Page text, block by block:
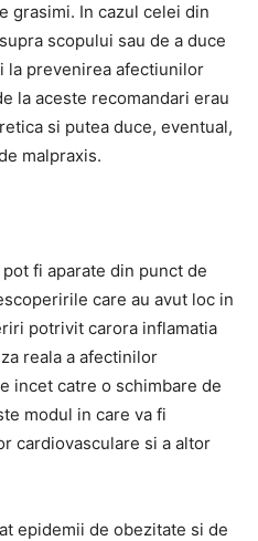
grasimi. In cazul celei din
scopului sau de a duce
la prevenirea afectiunilor
la aceste recomandari erau
si putea duce, eventual,
malpraxis.
fi aparate din punct de
care au avut loc in
potrivit carora inflamatia
reala a afectinilor
incet catre o schimbare de
modul in care va fi
cardiovasculare si a altor
epidemii de obezitate si de